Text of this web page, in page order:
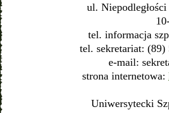
ul.
tel. informacja
tel. sekretariat:
e-mail:
strona internetowa:
Uniwersytecki